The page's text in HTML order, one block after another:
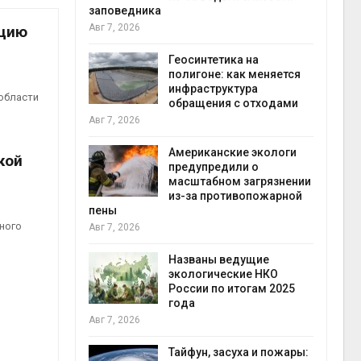
в
заповедника
Авг 7, 2026
Геосинтетика на
полигоне: как меняется
инфраструктура
обращения с отходами
Авг 7, 2026
Американские экологи
предупредили о
масштабном загрязнении
из-за противопожарной
пены
Авг 7, 2026
Названы ведущие
экологические НКО
России по итогам 2025
года
Авг 7, 2026
Тайфун, засуха и пожары: